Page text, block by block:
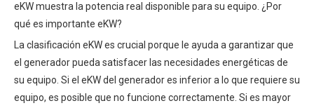
eKW muestra la potencia real disponible para su equipo. ¿Por
qué es importante eKW?
La clasificación eKW es crucial porque le ayuda a garantizar que
el generador pueda satisfacer las necesidades energéticas de
su equipo. Si el eKW del generador es inferior a lo que requiere su
equipo, es posible que no funcione correctamente. Si es mayor